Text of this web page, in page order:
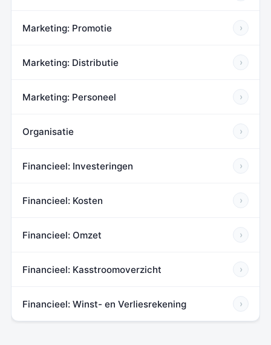
Marketing: Promotie ›
Marketing: Distributie ›
Marketing: Personeel ›
Organisatie ›
Financieel: Investeringen ›
Financieel: Kosten ›
Financieel: Omzet ›
Financieel: Kasstroomoverzicht ›
Financieel: Winst- en Verliesrekening ›